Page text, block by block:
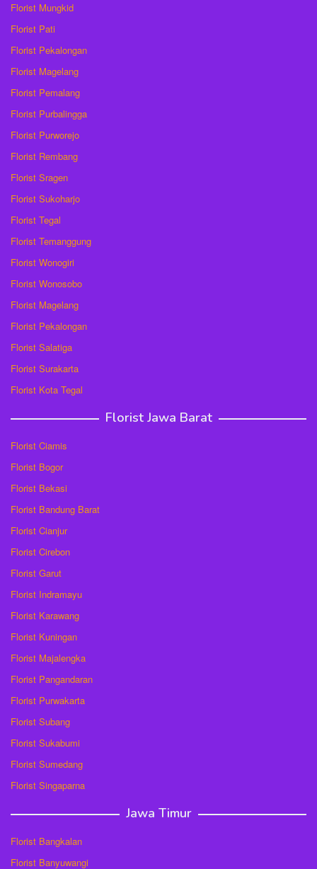
Florist Mungkid
Florist Pati
Florist Pekalongan
Florist Magelang
Florist Pemalang
Florist Purbalingga
Florist Purworejo
Florist Rembang
Florist Sragen
Florist Sukoharjo
Florist Tegal
Florist Temanggung
Florist Wonogiri
Florist Wonosobo
Florist Magelang
Florist Pekalongan
Florist Salatiga
Florist Surakarta
Florist Kota Tegal
Florist Jawa Barat
Florist Ciamis
Florist Bogor
Florist Bekasi
Florist Bandung Barat
Florist Cianjur
Florist Cirebon
Florist Garut
Florist Indramayu
Florist Karawang
Florist Kuningan
Florist Majalengka
Florist Pangandaran
Florist Purwakarta
Florist Subang
Florist Sukabumi
Florist Sumedang
Florist Singaparna
Jawa Timur
Florist Bangkalan
Florist Banyuwangi